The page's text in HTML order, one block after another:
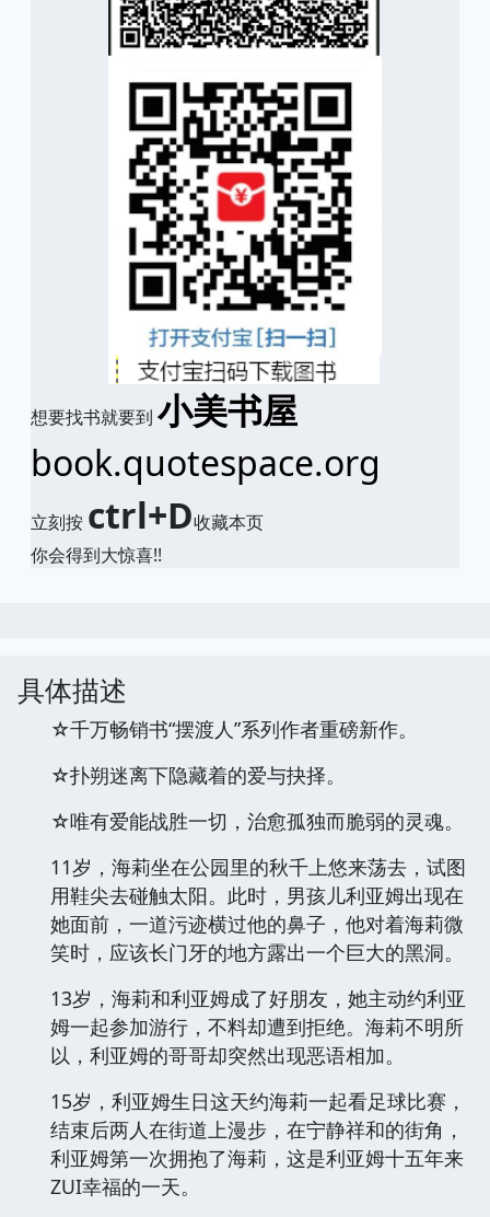
想要找书就要到 小美书屋
book.quotespace.org
立刻按 ctrl+D收藏本页
你会得到大惊喜!!
具体描述
☆千万畅销书“摆渡人”系列作者重磅新作。
☆扑朔迷离下隐藏着的爱与抉择。
☆唯有爱能战胜一切，治愈孤独而脆弱的灵魂。
11岁，海莉坐在公园里的秋千上悠来荡去，试图
用鞋尖去碰触太阳。此时，男孩儿利亚姆出现在
她面前，一道污迹横过他的鼻子，他对着海莉微
笑时，应该长门牙的地方露出一个巨大的黑洞。
13岁，海莉和利亚姆成了好朋友，她主动约利亚
姆一起参加游行，不料却遭到拒绝。海莉不明所
以，利亚姆的哥哥却突然出现恶语相加。
15岁，利亚姆生日这天约海莉一起看足球比赛，
结束后两人在街道上漫步，在宁静祥和的街角，
利亚姆第一次拥抱了海莉，这是利亚姆十五年来
ZUI幸福的一天。